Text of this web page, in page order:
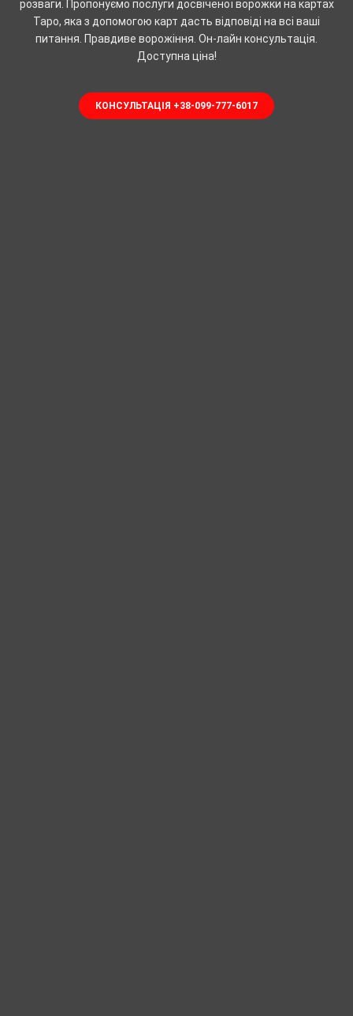
розваги. Пропонуємо послуги досвіченої ворожки на картах
Таро, яка з допомогою карт дасть відповіді на всі ваші
питання. Правдиве ворожіння. Он-лайн консультація.
Доступна ціна!
КОНСУЛЬТАЦІЯ +38-099-777-6017